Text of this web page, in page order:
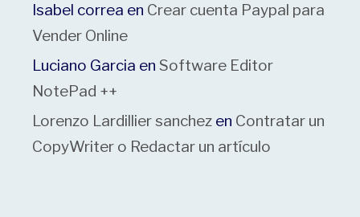
Isabel correa en Crear cuenta Paypal para
Vender Online
Luciano Garcia en Software Editor
NotePad ++
Lorenzo Lardillier sanchez en Contratar un
CopyWriter o Redactar un artículo